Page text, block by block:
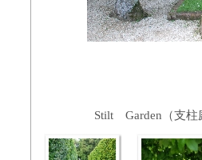
Stilt Garden（支柱